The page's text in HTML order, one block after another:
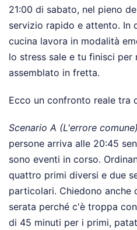
21:00 di sabato, nel pieno
servizio rapido e attento. In
cucina lavora in modalità
lo stress sale e tu finisci
assemblato in fretta.
Ecco un confronto reale tra
Scenario A (L'errore
persone arriva alle 20:45
sono eventi in corso.
quattro primi diversi e due
particolari. Chiedono anche
serata perché c'è troppa
di 45 minuti per i primi,